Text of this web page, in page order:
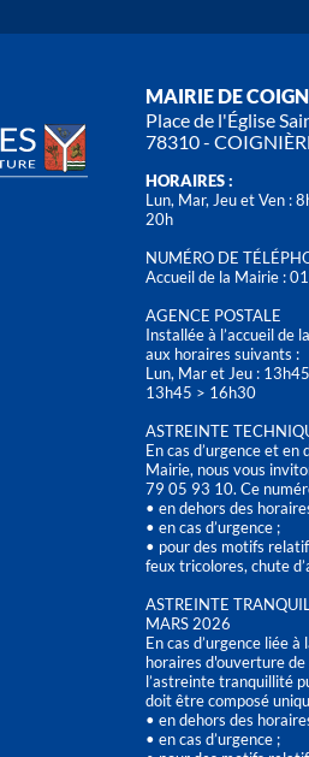
MAIRIE DE
Place de l'Église
78310 -
HORAIRES :
Lun, Mar, Jeu et Ven :
20h
NUMÉRO DE
Accueil de la Mairie :
AGENCE POSTALE
Installée à l’accueil de
aux horaires suivants :
Lun, Mar et Jeu :
13h45 > 16h30
ASTREINTE
En cas d’urgence et
Mairie, nous vous
79 05 93 10. Ce
• en dehors des
• en cas d’urgence ;
• pour des motifs
feux tricolores, chute
ASTREINTE
MARS 2026
En cas d’urgence liée
horaires d'ouverture
l’astreinte tranquillité
doit être composé
• en dehors des
• en cas d’urgence ;